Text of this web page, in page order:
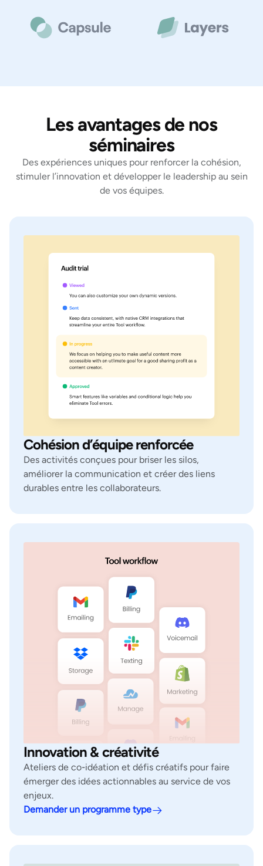
Les avantages de nos
séminaires
Des expériences uniques pour renforcer la cohésion,
stimuler l’innovation et développer le leadership au sein
de vos équipes.
Cohésion d’équipe renforcée
Des activités conçues pour briser les silos,
améliorer la communication et créer des liens
durables entre les collaborateurs.
Innovation & créativité
Ateliers de co‑idéation et défis créatifs pour faire
émerger des idées actionnables au service de vos
enjeux.
Demander un programme type